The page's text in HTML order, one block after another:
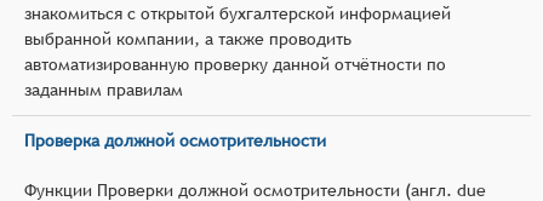
знакомиться с открытой бухгалтерской информацией
выбранной компании, а также проводить
автоматизированную проверку данной отчётности по
заданным правилам
Проверка должной осмотрительности
Функции Проверки должной осмотрительности (англ. due